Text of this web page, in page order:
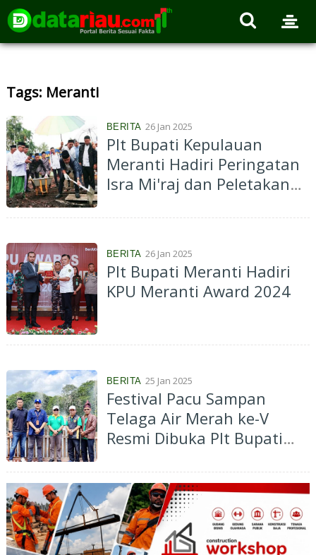
Tags: Meranti
BERITA 26 Jan 2025
Plt Bupati Kepulauan
Meranti Hadiri Peringatan
Isra Mi'raj dan Peletakan
Majelis Taklim
BERITA 26 Jan 2025
Plt Bupati Meranti Hadiri
KPU Meranti Award 2024
BERITA 25 Jan 2025
Festival Pacu Sampan
Telaga Air Merah ke-V
Resmi Dibuka Plt Bupati